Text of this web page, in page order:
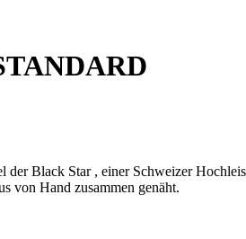
Black Star , einer Schweizer
von Hand zusammen genäht.